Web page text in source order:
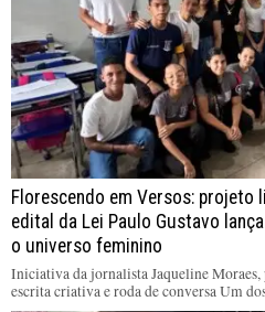
Florescendo em Versos: projeto
edital da Lei Paulo Gustavo
o universo feminino
Iniciativa da jornalista Jaqueline
escrita criativa e roda de conversa Um